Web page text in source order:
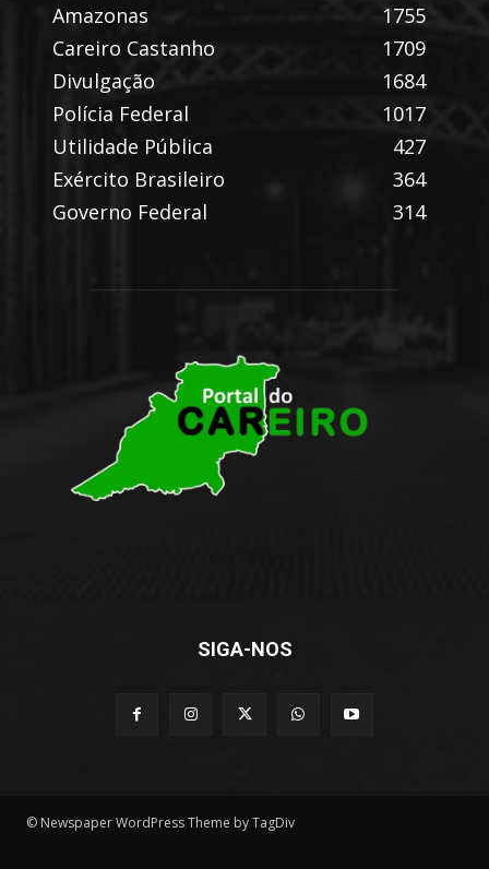
Amazonas
1755
Careiro Castanho
1709
Divulgação
1684
Polícia Federal
1017
Utilidade Pública
427
Exército Brasileiro
364
Governo Federal
314
SIGA-NOS
© Newspaper WordPress Theme by TagDiv